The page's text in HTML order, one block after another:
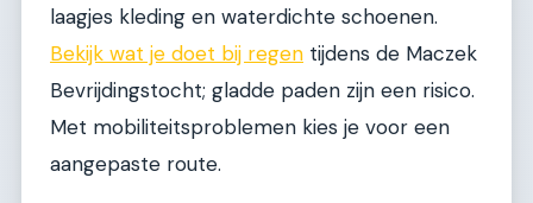
laagjes kleding en waterdichte schoenen.
Bekijk wat je doet bij regen tijdens de Maczek
Bevrijdingstocht; gladde paden zijn een risico.
Met mobiliteitsproblemen kies je voor een
aangepaste route.